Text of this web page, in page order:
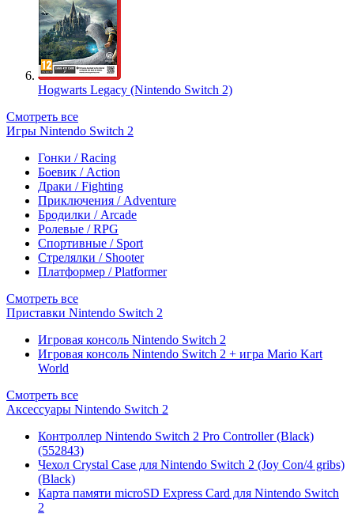
Hogwarts Legacy (Nintendo Switch 2)
Смотреть все
Игры Nintendo Switch 2
Гонки / Racing
Боевик / Action
Драки / Fighting
Приключения / Adventure
Бродилки / Arcade
Ролевые / RPG
Спортивные / Sport
Стрелялки / Shooter
Платформер / Platformer
Смотреть все
Приставки Nintendo Switch 2
Игровая консоль Nintendo Switch 2
Игровая консоль Nintendo Switch 2 + игра Mario Kart
World
Смотреть все
Аксессуары Nintendo Switch 2
Контроллер Nintendo Switch 2 Pro Controller (Black)
(552843)
Чехол Сrystal Сase для Nintendo Switch 2 (Joy Con/4 gribs)
(Black)
Карта памяти microSD Express Card для Nintendo Switch
2